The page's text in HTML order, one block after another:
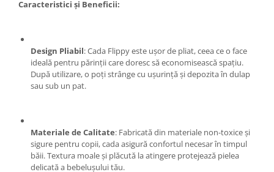
Pentru Casa si Camping
voiaj
Accesorii aragaze & butelii
Butelii
Gratare
Plite & aragaze
Iluminat & electrice
Prelungitoare & cabluri electrice
Caracteristici și Beneficii:
Design Pliabil: Cada Flippy este ușor de pliat, ceea ce o face
ideală pentru părinții care doresc să economisească spațiu.
După utilizare, o poți strânge cu ușurință și depozita în dulap
sau sub un pat.
Materiale de Calitate: Fabricată din materiale non-toxice și
sigure pentru copii, cada asigură confortul necesar în timpul
băii. Textura moale și plăcută la atingere protejează pielea
delicată a bebelușului tău.